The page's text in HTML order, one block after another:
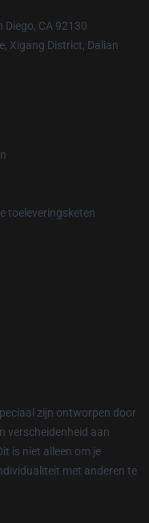
Diego, CA 92130
Xigang District, Dalian
toeleveringsketen
zijn ontworpen door
verscheidenheid aan
is niet alleen om je
met anderen te